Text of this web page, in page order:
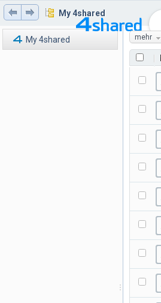
My 4shared
My 4shared mehr